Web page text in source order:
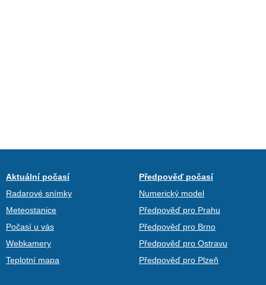
Aktuální počasí
Radarové snímky
Meteostanice
Počasí u vás
Webkamery
Teplotní mapa
Předpověď počasí
Numerický model
Předpověď pro Prahu
Předpověď pro Brno
Předpověď pro Ostravu
Předpověď pro Plzeň